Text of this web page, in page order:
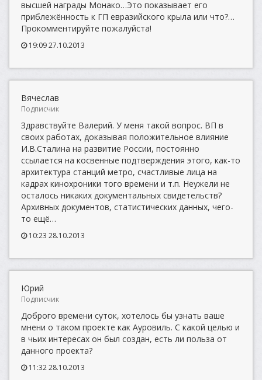
высшей награды Монако…Это показывает его
приблежённость к ГП евразийского крыла или что?…
Прокомментируйте пожалуйста!
19:09 27.10.2013
Вячеслав
Подписчик
Здравствуйте Валерий. У меня такой вопрос. ВП в
своих работах, доказывая положительное влияние
И.В.Сталина на развитие России, постоянно
ссылается на косвенные подтверждения этого, как-то
архитектура станций метро, счастливые лица на
кадрах кинохроники того времени и т.п. Неужели не
осталось никаких документальных свидетельств?
Архивных документов, статистических данных, чего-
то ещё…
10:23 28.10.2013
Юрий
Подписчик
Доброго времени суток, хотелось бы узнать ваше
мнени о таком проекте как Ауровиль. С какой целью и
в чьих интересах он был создан, есть ли польза от
данного проекта?
11:32 28.10.2013